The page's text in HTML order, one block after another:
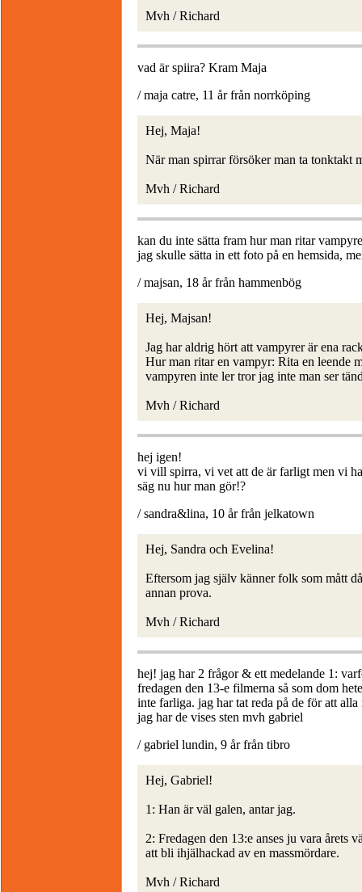
Mvh / Richard
vad är spiira? Kram Maja
/ maja catre, 11 år från norrköping
Hej, Maja!
När man spirrar försöker man ta tonktakt
Mvh / Richard
kan du inte sätta fram hur man ritar
jag skulle sätta in ett foto på en hemsida,
/ majsan, 18 år från hammenbög
Hej, Majsan!
Jag har aldrig hört att vampyrer är ena
Hur man ritar en vampyr: Rita en leende
vampyren inte ler tror jag inte man ser
Mvh / Richard
hej igen!
vi vill spirra, vi vet att de är farligt men vi
säg nu hur man gör!?
/ sandra&lina, 10 år från jelkatown
Hej, Sandra och Evelina!
Eftersom jag själv känner folk som mått
annan prova.
Mvh / Richard
hej! jag har 2 frågor & ett medelande 1:
fredagen den 13-e filmerna så som dom
inte farliga. jag har tat reda på de för att
jag har de vises sten mvh gabriel
/ gabriel lundin, 9 år från tibro
Hej, Gabriel!
1: Han är väl galen, antar jag.
2: Fredagen den 13:e anses ju vara årets
att bli ihjälhackad av en massmördare.
Mvh / Richard